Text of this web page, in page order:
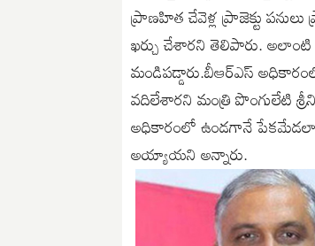
ప్రాణహిత చేవెళ్ల ప్రాజెక్టు
ఖర్చు చేశారని తెలిపారు. అలాంటి
మండిపడ్డారు.బీఆర్ఎస్
వదిలేశారని మంత్రి పొంగులేటి
అధికారంలో ఉండగానే పేకమేడలా
అయ్యాయని అన్నారు.